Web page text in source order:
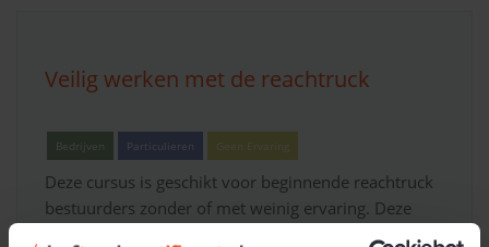
Veilig werken met de reachtruck
Bedrijven Particulieren Geen Ervaring
Deze cursus is geschikt voor beginnende reachtruck
bestuurders zonder of met weinig ervaring. Deze